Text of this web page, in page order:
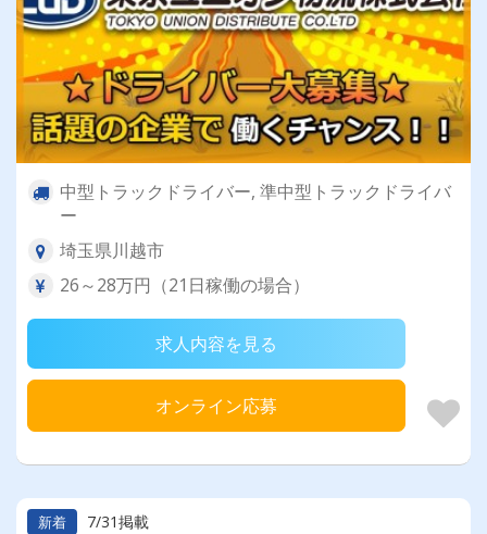
中型トラックドライバー, 準中型トラックドライバ
ー
埼玉県川越市
26～28万円（21日稼働の場合）
求人内容を見る
オンライン応募
新着 7/31掲載